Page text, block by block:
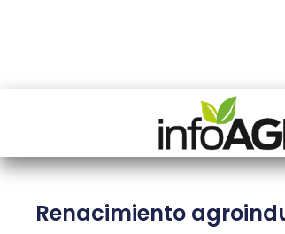
Renacimiento